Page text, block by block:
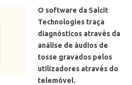
O software da Salcit
Technologies traça
diagnósticos através da
análise de áudios de
tosse gravados pelos
utilizadores através do
telemóvel.